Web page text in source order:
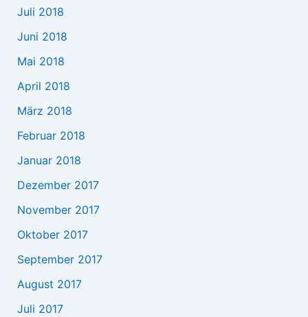
Juli 2018
Juni 2018
Mai 2018
April 2018
März 2018
Februar 2018
Januar 2018
Dezember 2017
November 2017
Oktober 2017
September 2017
August 2017
Juli 2017